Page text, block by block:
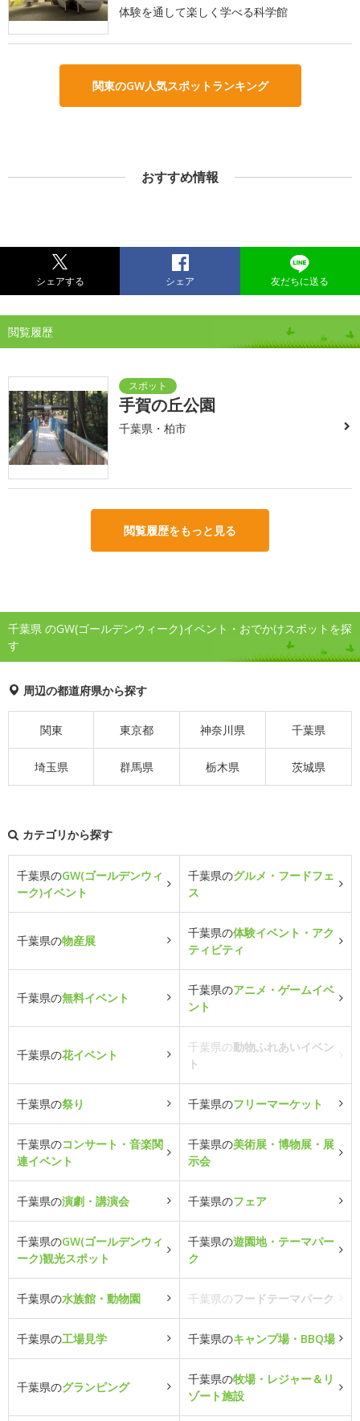
体験を通して楽しく学べる科学館
関東のGW人気スポットランキング
おすすめ情報
シェアする シェア 友だちに送る
閲覧履歴
手賀の丘公園
千葉県・柏市
閲覧履歴をもっと見る
千葉県 のGW(ゴールデンウィーク)イベント・おでかけスポットを探
す
周辺の都道府県から探す
関東 東京都 神奈川県 千葉県
埼玉県 群馬県 栃木県 茨城県
カテゴリから探す
千葉県のGW(ゴールデンウィ
ーク)イベント
千葉県のグルメ・フードフェ
ス
千葉県の物産展
千葉県の体験イベント・アク
ティビティ
千葉県の無料イベント
千葉県のアニメ・ゲームイベ
ント
千葉県の花イベント
千葉県の動物ふれあいイベン
ト
千葉県の祭り 千葉県のフリーマーケット
千葉県のコンサート・音楽関
連イベント
千葉県の美術展・博物展・展
示会
千葉県の演劇・講演会 千葉県のフェア
千葉県のGW(ゴールデンウィ
ーク)観光スポット
千葉県の遊園地・テーマパー
ク
千葉県の水族館・動物園 千葉県のフードテーマパーク
千葉県の工場見学 千葉県のキャンプ場・BBQ場
千葉県のグランピング
千葉県の牧場・レジャー＆リ
ゾート施設